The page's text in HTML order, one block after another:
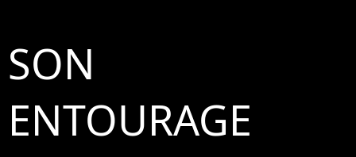
SON
ENTOURAGE